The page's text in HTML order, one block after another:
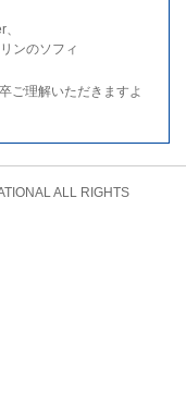
ンのソフィ
ご理解いただきますよ